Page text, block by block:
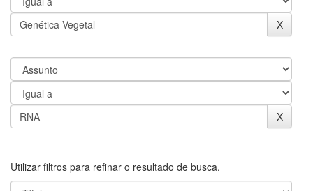
Utilizar filtros para refinar o resultado de busca.